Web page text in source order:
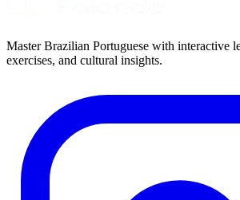
Master Brazilian Portuguese with interactive
exercises, and cultural insights.